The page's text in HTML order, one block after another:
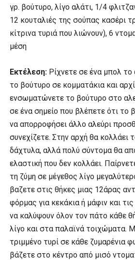
γρ. βούτυρο, λίγο αλάτι, 1/4
12 κουταλιές της σούπας κασέρι
κίτρινα τυριά που λιώνουν), 6
μέση
Εκτέλεση: Ρίχνετε σε ένα μπολ το
το βούτυρο σε κομματάκια και
ενσωματώνετε το βούτυρο στο
σε ένα σημείο που βλέπετε ότι το
να απορροφήσει άλλο αλεύρι
συνεχίζετε. Στην αρχή θα κολλάει
δάχτυλα, αλλά πολύ σύντομα θα
ελαστική που δεν κολλάει.
τη ζύμη σε μέγεθος λίγο
βαζετε στις θήκες μιας 12άρας
φόρμας για κεκάκια ή μάφιν και
να καλύψουν όλον τον πάτο κάθε
λίγο και στα παλαϊνά τοιχώματα.
τριμμένο τυρί σε κάθε ζυμαρένια
βάζετε στο κέντρο από μισό